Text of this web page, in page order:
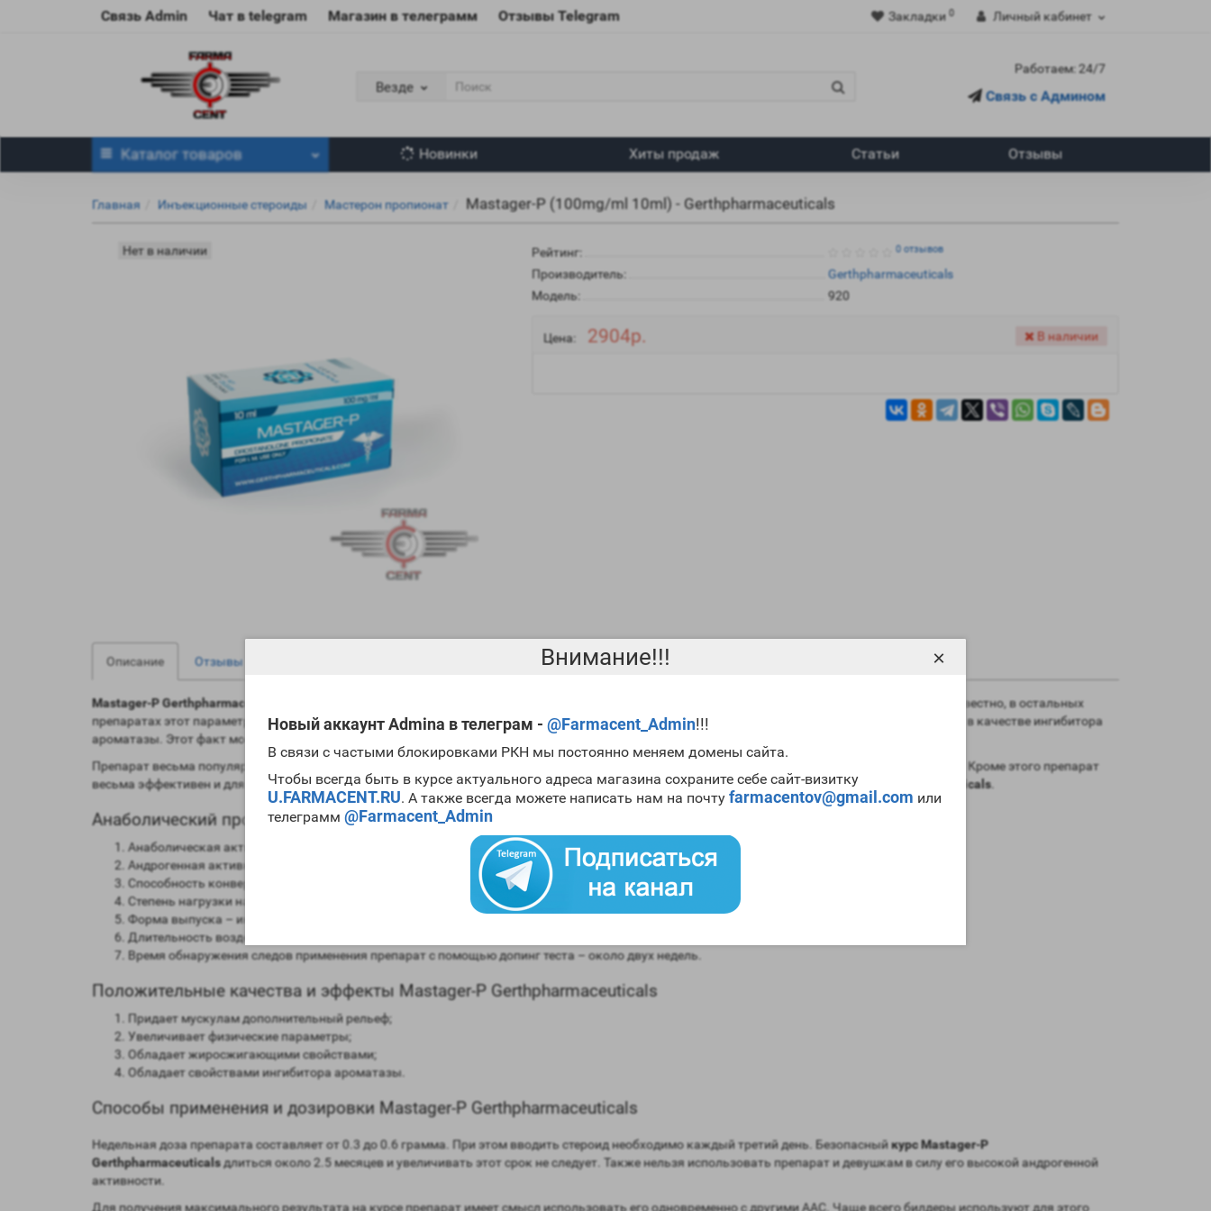
Внимание!!!
Новый аккаунт Admina в телеграм - @Farmacent_Admin!!!
В связи с частыми блокировками РКН мы постоянно меняем домены сайта.
Чтобы всегда быть в курсе актуального адреса магазина сохраните себе сайт-визитку
U.FARMACENT.RU. А также всегда можете написать нам на почту farmacentov@gmail.com или
телеграмм @Farmacent_Admin
×
Связь Admin Чат в telegram Магазин в телеграмм Отзывы Telegram Закладки 0 Личный кабинет
Везде
Работаем: 24/7
Связь с Админом
Каталог товаров Новинки Хиты продаж Статьи Отзывы
Главная Инъекционные стероиды Мастерон пропионат Mastager-P (100mg/ml 10ml) - Gerthpharmaceuticals
Нет в наличии Рейтинг: 0 отзывов
Производитель:
Gerthpharmaceuticals
Модель:
920
Цена: 2904р. В наличии
Описание Отзывы
Mastager-P Gerthpharmaceuticals
выделяется на фоне других ААС своим высоким показателем андрогенной активности. Как вам должно быть известно, в остальных
препаратах этот параметр сравнительно невысок. Также отметим и способность мастерона замедлять процесс ароматизации, выступая на курсе в качестве ингибитора
ароматазы. Этот факт могут подтвердить не только научные исследования, но и
Препарат весьма популярен среди культуристов и в основном используется
для защиты мускулов от катаболических процессов. Кроме этого препарат
весьма эффективен и для увеличения силовых параметров. Именно по этим причинам многие билдеры хотяткупить Mastager-P Gerthpharmaceuticals.
Анаболический профиль Mastager-P Gerthpharmaceuticals
Анаболическая активность – 40 процентов в сравнении мужским гормоном;
Андрогенная активность – 130 процентов в сравнении с мужским гормоном;
Способность конвертироваться в женские гормоны (ароматизация) – отсутствует;
Степень нагрузки на печень – отсутствует;
Форма выпуска – инъекционная;
Длительность воздействия на организм – от 2 до 3 дней;
Время обнаружения следов применения препарат с помощью допинг теста – около двух недель.
Положительные качества и эффекты Mastager-P Gerthpharmaceuticals
Придает мускулам дополнительный рельеф;
Увеличивает физические параметры;
Обладает жиросжигающими свойствами;
Обладает свойствами ингибитора ароматазы.
Способы применения и дозировки Mastager-P Gerthpharmaceuticals
Недельная доза препарата составляет от 0.3 до 0.6 грамма. При этом вводить стероид необходимо каждый третий день. Безопасныйкурс Mastager-P
Gerthpharmaceuticalsдлиться около 2.5 месяцев и увеличивать этот срок не следует. Также нельзя использовать препарат и девушкам в силу его высокой андрогенной
активности.
Для получения максимального результата на курсе препарат имеет смысл использовать его одновременно с другими ААС. Чаще всего билдеры используют для этого